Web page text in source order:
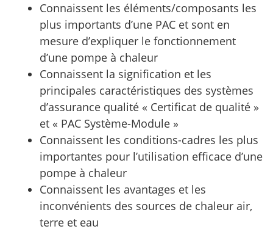
Connaissent les éléments/composants les
plus importants d’une PAC et sont en
mesure d’expliquer le fonctionnement
d’une pompe à chaleur
Connaissent la signification et les
principales caractéristiques des systèmes
d’assurance qualité « Certificat de qualité »
et « PAC Système-Module »
Connaissent les conditions-cadres les plus
importantes pour l’utilisation efficace d’une
pompe à chaleur
Connaissent les avantages et les
inconvénients des sources de chaleur air,
terre et eau